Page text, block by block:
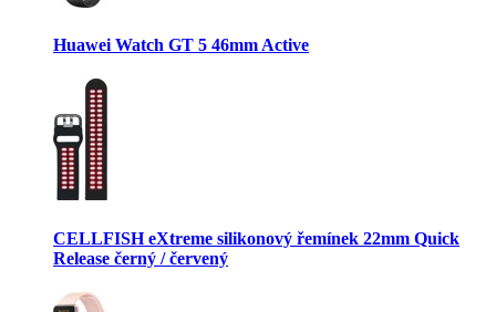
Huawei Watch GT 5 46mm Active
CELLFISH eXtreme silikonový řemínek 22mm Quick
Release černý / červený